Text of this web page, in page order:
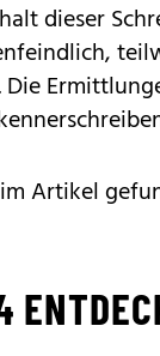
dieser
Die
Artikel